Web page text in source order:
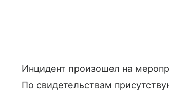
Инцидент произошел на
По свидетельствам